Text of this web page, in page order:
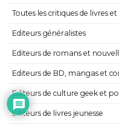
Toutes les critiques de livres
Editeurs généralistes
Editeurs de romans et
Editeurs de BD, mangas et
Editeurs de culture geek et
Editeurs de livres jeunesse